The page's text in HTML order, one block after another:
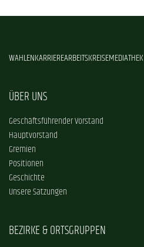
WAHLENKARRIEREARBEITSKREISEMEDIATHEK
ÜBER UNS
Geschäftsführender Vorstand
Hauptvorstand
Gremien
Positionen
Geschichte
Unsere Satzungen
BEZIRKE & ORTSGRUPPEN